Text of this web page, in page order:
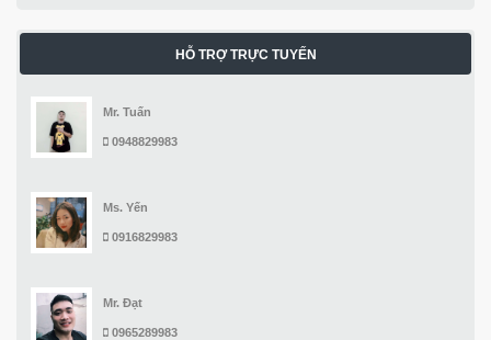
HỖ TRỢ TRỰC TUYẾN
Mr. Tuấn
0948829983
Ms. Yến
0916829983
Mr. Đạt
0965289983